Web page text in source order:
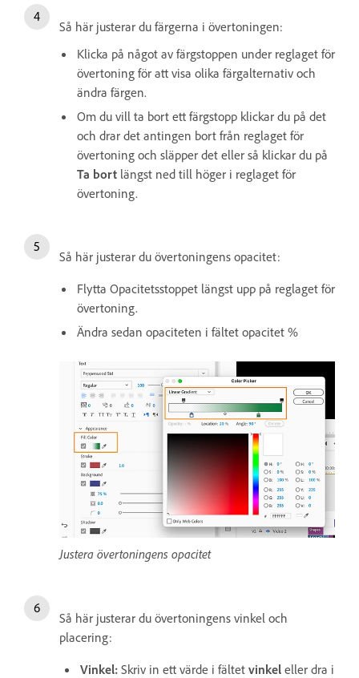
Så här justerar du färgerna i övertoningen:
Klicka på något av färgstoppen under reglaget för
övertoning för att visa olika färgalternativ och
ändra färgen.
Om du vill ta bort ett färgstopp klickar du på det
och drar det antingen bort från reglaget för
övertoning och släpper det eller så klickar du på
Ta bort längst ned till höger i reglaget för
övertoning.
Så här justerar du övertoningens opacitet:
Flytta Opacitetsstoppet längst upp på reglaget för
övertoning.
Ändra sedan opaciteten i fältet opacitet %
Justera övertoningens opacitet
Så här justerar du övertoningens vinkel och
placering:
Vinkel: Skriv in ett värde i fältet vinkel eller dra i